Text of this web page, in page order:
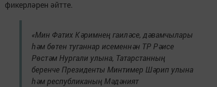
фикерләрен әйтте.
«Мин Фатих Кәримнең гаиләсе, дәвамчылары
һәм бөтен туганнар исеменнән ТР Рәисе
Рөстәм Нургали улына, Татарстанның
беренче Президенты Минтимер Шәрип улына
һәм республиканың Мәдәният